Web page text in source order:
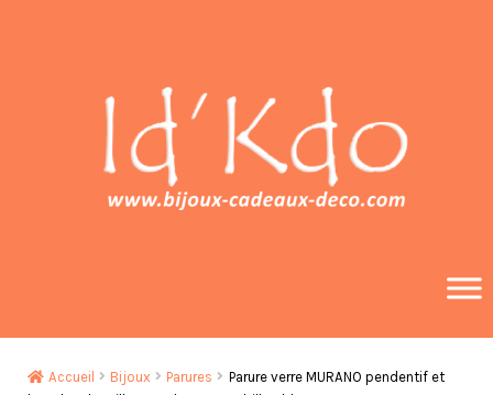
Accueil Bijoux Parures
Parure verre MURANO pendentif et